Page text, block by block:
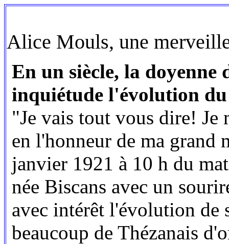
Alice Mouls, une
En un siècle, la doyenne
inquiétude l'évolution
"Je vais tout vous dire! Je
en l'honneur de ma grand
janvier 1921 à 10 h du
née Biscans avec un
avec intérêt l'évolution
beaucoup de Thézanais